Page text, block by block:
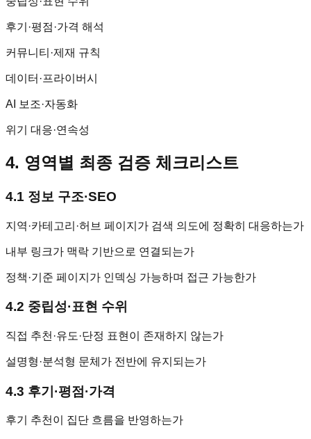
후기·평점·가격 해석
커뮤니티·제재 규칙
데이터·프라이버시
AI 보조·자동화
위기 대응·연속성
4. 영역별 최종 검증 체크리스트
4.1 정보 구조·SEO
지역·카테고리·허브 페이지가 검색 의도에 정확히 대응하는가
내부 링크가 맥락 기반으로 연결되는가
정책·기준 페이지가 인덱싱 가능하며 접근 가능한가
4.2 중립성·표현 수위
직접 추천·유도·단정 표현이 존재하지 않는가
설명형·분석형 문체가 전반에 유지되는가
4.3 후기·평점·가격
후기 추천이 집단 흐름을 반영하는가